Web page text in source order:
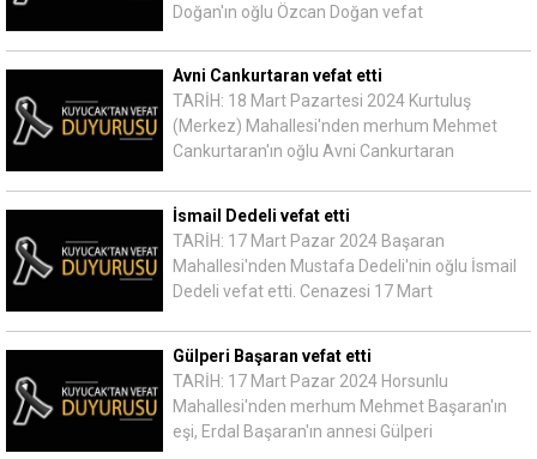
Doğan'ın oğlu Özcan Doğan vefat
Avni Cankurtaran vefat etti
TARİH: 18 Mart Pazartesi 2024 Kurtuluş
(Merkez) Mahallesi'nden merhum Mehmet
Cankurtaran'ın oğlu Avni Cankurtaran
İsmail Dedeli vefat etti
TARİH: 17 Mart Pazar 2024 Başaran
Mahallesi'nden Mustafa Dedeli'nin oğlu İsmail
Dedeli vefat etti. Cenazesi 17 Mart
Gülperi Başaran vefat etti
TARİH: 17 Mart Pazar 2024 Horsunlu
Mahallesi'nden merhum Mehmet Başaran'ın
eşi, Erdal Başaran'ın annesi Gülperi